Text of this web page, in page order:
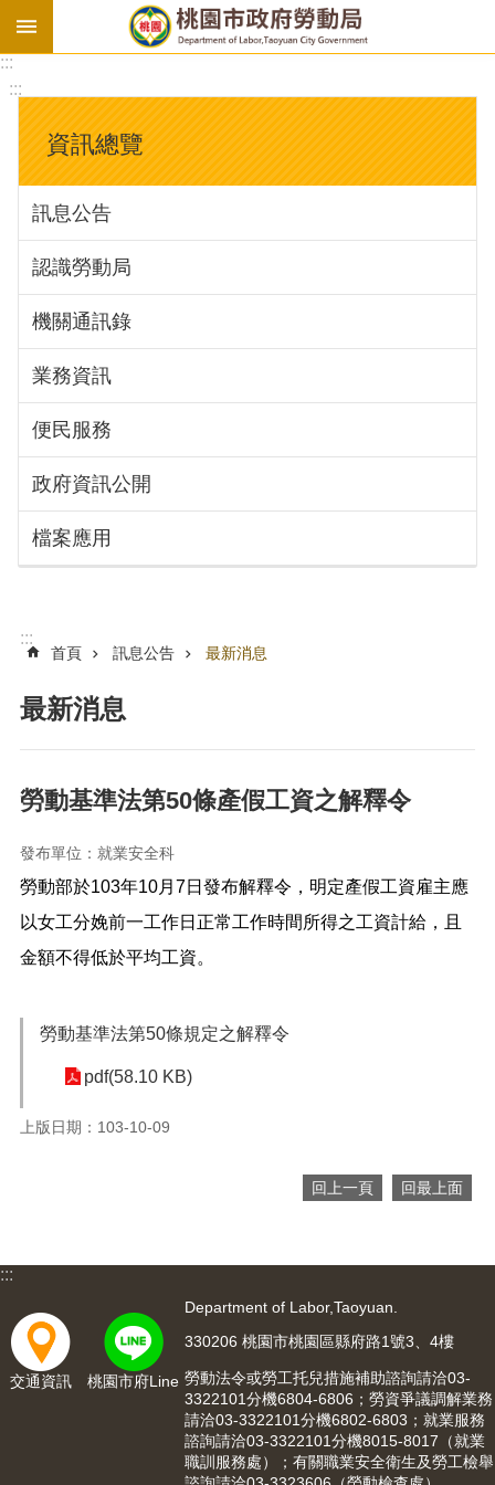
基
法
勞
資
會
庇
護
工
場
進
訊
息
公
識
動
局
關
通
錄
業
務
訊
政
應
用
:::
:::
資訊總覽
訊息公告
認識勞動局
機關通訊錄
業務資訊
便民服務
政府資訊公開
檔案應用
:::
首頁 訊息公告 最新消息
最新消息
勞動基準法第50條產假工資之解釋令
發布單位：就業安全科
勞動部於103年10月7日發布解釋令，明定產假工資雇主應
以女工分娩前一工作日正常工作時間所得之工資計給，且
金額不得低於平均工資。
勞動基準法第50條規定之解釋令
pdf(58.10 KB)
上版日期：103-10-09
回上一頁 回最上面
:::
交通資訊 桃園市府Line
Department of Labor,Taoyuan.
330206 桃園市桃園區縣府路1號3、4樓
勞動法令或勞工托兒措施補助諮詢請洽03-
3322101分機6804-6806；勞資爭議調解業務
請洽03-3322101分機6802-6803；就業服務
諮詢請洽03-3322101分機8015-8017（就業
職訓服務處）；有關職業安全衛生及勞工檢舉